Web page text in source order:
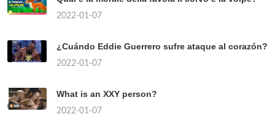
2022-01-07
¿Cuándo Eddie Guerrero sufre ataque al corazón?
2022-01-07
What is an XXY person?
2022-01-07